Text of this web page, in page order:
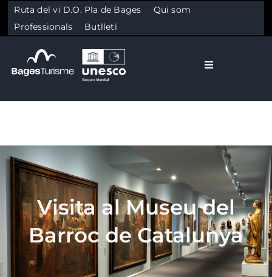
Ruta del vi D.O. Pla de Bages
Qui som
Professionals
Butlletí
Toggle
Cultura
Gastronomia
Planifica
Visita al Museu del
Barroc de Catalunya